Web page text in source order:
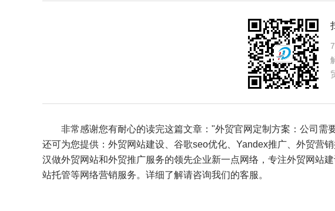
非常感谢您有耐心的读完这篇文章："外贸官网定制方案：公司需
还可为您提供： 外贸网站建设、 谷歌seo优化、 Yandex推广、 外贸营
汉做外贸网站和外贸推广服务的领先企业新一点网络，专注外贸网站
站托管等网络营销服务。详细了解请咨询我们的客服。